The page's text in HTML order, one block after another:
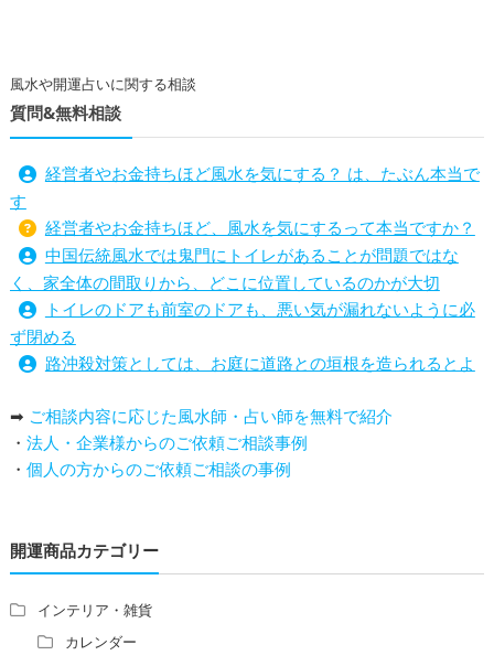
風水や開運占いに関する相談
質問&無料相談
経営者やお金持ちほど風水を気にする？ は、たぶん本当で
す
経営者やお金持ちほど、風水を気にするって本当ですか？
中国伝統風水では鬼門にトイレがあることが問題ではな
く、家全体の間取りから、どこに位置しているのかが大切
トイレのドアも前室のドアも、悪い気が漏れないように必
ず閉める
路沖殺対策としては、お庭に道路との垣根を造られるとよ
庭を広げると路沖殺（ろちゅうさつ）は防げますか？
トイレ前室のドアの開け閉めについて
増築して家相の中心軸が変わると、鬼門の方角にあるトイ
占い師さんは、幽霊を見たことがありますか？
家相風水の診断・鑑定料金や相場について
家相・風水の鑑定料金の相場が知りたい。
風水の流派について教えてください。
➡ ご相談内容に応じた風水師・占い師を無料で紹介
・ 法人・企業様からのご依頼ご相談事例
・ 個人の方からのご依頼ご相談の事例
開運商品カテゴリー
インテリア・雑貨
カレンダー